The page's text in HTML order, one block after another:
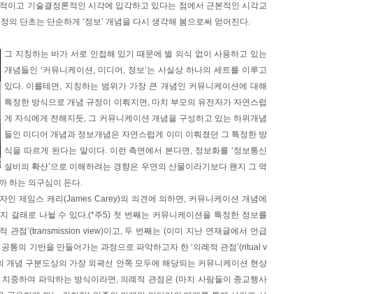
이고 기술결정론적인 시각에 입각하고 있다는 점에서 근본적인 시각교
의 단초는 단순하게 ‘정보’ 개념을 다시 생각해 봄으로써 얻어진다.
그 지칭하는 바가 서로 인접해 있기 때문에 별 의식 없이 사용하고 있는
개념들인 ‘커뮤니케이션, 미디어, 정보’는 사실상 하나의 세트를 이루고
있다. 이를테면, 지칭하는 범위가 가장 큰 개념인 커뮤니케이션에 대해
특정한 방식으로 개념 규정이 이뤄지면, 마치 부모의 유전자가 자연스럽
게 자식에게 전해지듯, 그 커뮤니케이션 개념을 구성하고 있는 하위개념
들인 미디어 개념과 정보개념은 자연스럽게 이미 이뤄졌던 그 특정한 방
식을 따르게 된다는 말이다. 이런 측면에서 본다면, 정보화를 ‘정보통신
설비의 확산’으로 이해하려는 경향은 우연의 산물이라기보다 왠지 그 역
하는 의구심이 든다.
인 제임스 캐리(James Carey)의 의견에 의하면, 커뮤니케이션 개념에
갈래로 나뉠 수 있다.(*주5) 첫 번째는 커뮤니케이션을 특정한 정보를
관점’(transmission view)이고, 두 번째는 (이미 지난 연재글에서 언급
통의 기반을 만들어가는 과정으로 파악하고자 한 ‘의례적 관점’(ritual v
개념 구분도상의 가장 외곽선 안쪽 모두에 해당되는 커뮤니케이션 현상
중하여 파악하는 방식이라면, 의례적 관점은 (마치 사람들이 종교행사